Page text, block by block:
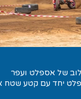
של אספלט ועפר
יחד עם קטע